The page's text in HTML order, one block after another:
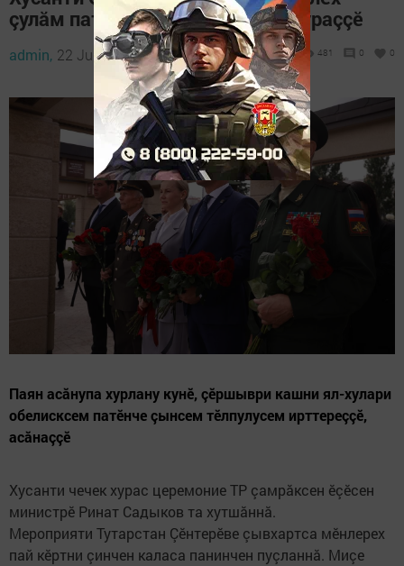
çулăм патне кунӗпе чечексем хураççӗ
admin, 22 June 2023 - 13:58 481 0 0
Паян асăнупа хурлану кунӗ, çӗршыври кашни ял-хулари
обелисксем патӗнче çынсем тӗлпулусем ирттереççӗ,
асăнаççӗ
Хусанти чечек хурас церемоние ТР çамрăксен ӗçӗсен
министрӗ Ринат Садыков та хутшăннă.
Мероприяти Тутарстан Çӗнтерӗве çывхартса мӗнлерех
пай кӗртни çинчен каласа панинчен пуçланнă. Миçе